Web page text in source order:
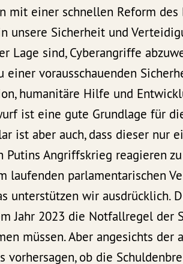
mit einer schnellen Reform des
unsere Sicherheit und
Lage sind, Cyberangriffe
einer vorausschauenden
humanitäre Hilfe und
ist eine gute Grundlage für
ist aber auch, dass dieser nur
Putins Angriffskrieg reagieren
laufenden parlamentarischen
unterstützen wir ausdrücklich.
Jahr 2023 die Notfallregel der
müssen. Aber angesichts
vorhersagen, ob die